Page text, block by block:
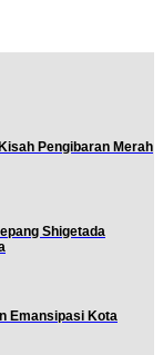
Pengibaran Merah
Shigetada
Emansipasi Kota